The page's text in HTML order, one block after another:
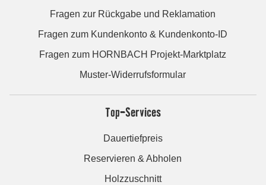
Fragen zur Rückgabe und Reklamation
Fragen zum Kundenkonto & Kundenkonto-ID
Fragen zum HORNBACH Projekt-Marktplatz
Muster-Widerrufsformular
Top-Services
Dauertiefpreis
Reservieren & Abholen
Holzzuschnitt